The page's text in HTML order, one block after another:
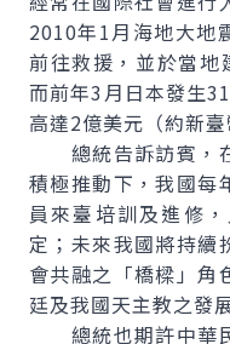
2010年1月海地大地
前往救援，並於當地
而前年3月日本發生
高達2億美元（約新
總統告訴訪賓，
積極推動下，我國每
員來臺培訓及進修
定；未來我國將持續
會共融之「橋樑」角
廷及我國天主教之發
總統也期許中華